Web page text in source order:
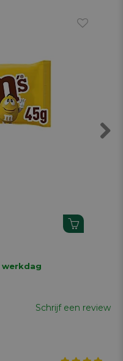
Schrijf een review